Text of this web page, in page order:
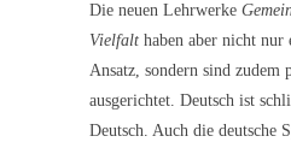
Die neuen Lehrwerke
Vielfalt haben aber nicht
Ansatz, sondern sind zudem
ausgerichtet. Deutsch ist
Deutsch. Auch die deutsche